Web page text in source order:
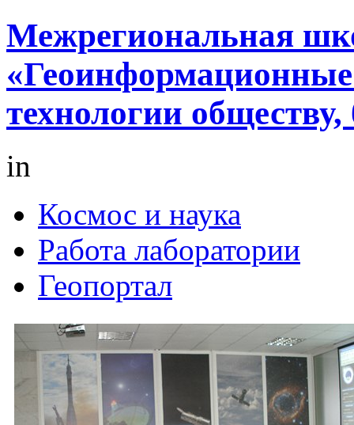
Межрегиональная
технологии
in
Космос и наука
Работа лаборатории
Геопортал